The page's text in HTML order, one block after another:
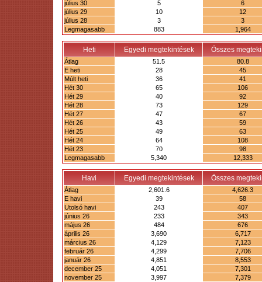
július 30
5
6
július 29
10
12
július 28
3
3
Legmagasabb
883 1,964
Heti Egyedi megtekintések Összes
Átlag 51.5
80.8
E heti
28
45
Múlt heti
36
41
Hét 30
65
106
Hét 29
40
92
Hét 28
73
129
Hét 27
47
67
Hét 26
43
59
Hét 25
49
63
Hét 24
64
108
Hét 23
70
98
Legmagasabb
5,340 12,333
Havi Egyedi megtekintések Összes
Átlag 2,601.6
4,626.3
E havi
39
58
Utolsó havi
243
407
június 26
233
343
május 26
484
676
április 26
3,690
6,717
március 26
4,129
7,123
február 26
4,299
7,706
január 26
4,851
8,553
december 25
4,051
7,301
november 25
3,997
7,379